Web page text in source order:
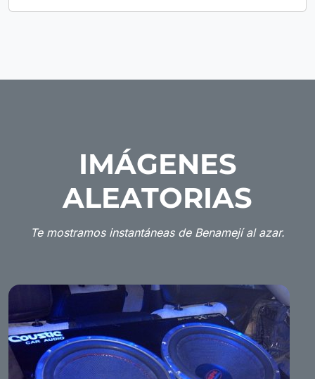
IMÁGENES
ALEATORIAS
Te mostramos instantáneas de Benamejí al azar.